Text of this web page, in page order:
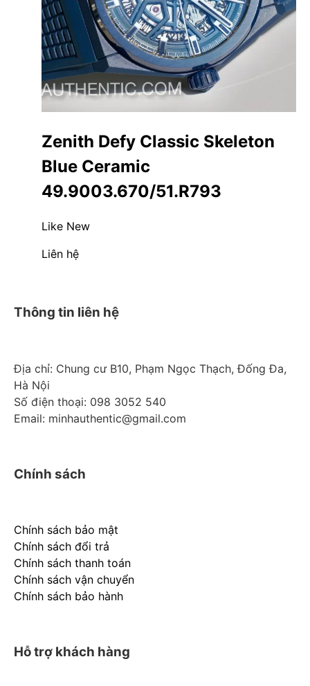
Zenith Defy Classic Skeleton
Blue Ceramic
49.9003.670/51.R793
Like New
Liên hệ
Thông tin liên hệ
Địa chỉ: Chung cư B10, Phạm Ngọc Thạch, Đống Đa,
Hà Nội
Số điện thoại: 098 3052 540
Email: minhauthentic@gmail.com
Chính sách
Chính sách bảo mật
Chính sách đổi trả
Chính sách thanh toán
Chính sách vận chuyển
Chính sách bảo hành
Hỗ trợ khách hàng